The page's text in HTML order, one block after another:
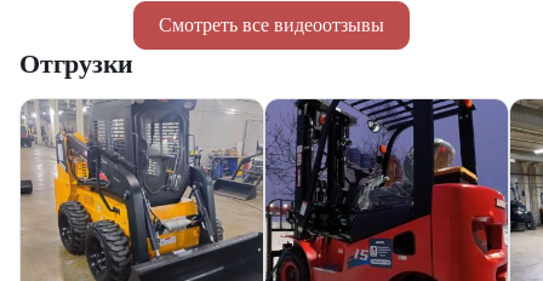
Смотреть все видеоотзывы
Отгрузки